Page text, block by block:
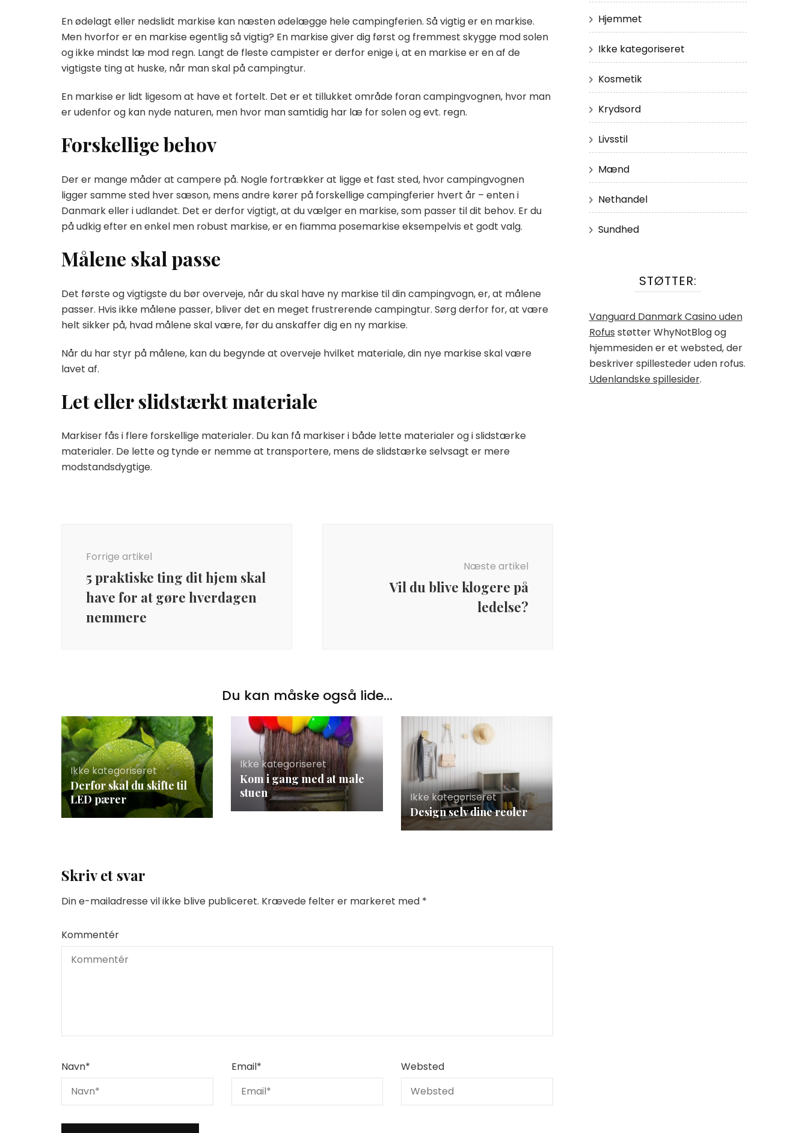
En ødelagt eller nedslidt markise kan næsten ødelægge hele campingferien. Så vigtig er en markise.
Men hvorfor er en markise egentlig så vigtig? En markise giver dig først og fremmest skygge mod solen
og ikke mindst læ mod regn. Langt de fleste campister er derfor enige i, at en markise er en af de
vigtigste ting at huske, når man skal på campingtur.
En markise er lidt ligesom at have et fortelt. Det er et tillukket område foran campingvognen, hvor man
er udenfor og kan nyde naturen, men hvor man samtidig har læ for solen og evt. regn.
Forskellige behov
Der er mange måder at campere på. Nogle fortrækker at ligge et fast sted, hvor campingvognen
ligger samme sted hver sæson, mens andre kører på forskellige campingferier hvert år – enten i
Danmark eller i udlandet. Det er derfor vigtigt, at du vælger en markise, som passer til dit behov. Er du
på udkig efter en enkel men robust markise, er en fiamma posemarkise eksempelvis et godt valg.
Målene skal passe
Det første og vigtigste du bør overveje, når du skal have ny markise til din campingvogn, er, at målene
passer. Hvis ikke målene passer, bliver det en meget frustrerende campingtur. Sørg derfor for, at være
helt sikker på, hvad målene skal være, før du anskaffer dig en ny markise.
Når du har styr på målene, kan du begynde at overveje hvilket materiale, din nye markise skal være
lavet af.
Let eller slidstærkt materiale
Markiser fås i flere forskellige materialer. Du kan få markiser i både lette materialer og i slidstærke
materialer. De lette og tynde er nemme at transportere, mens de slidstærke selvsagt er mere
modstandsdygtige.
Forrige artikel
5 praktiske ting dit hjem skal
have for at gøre hverdagen
nemmere
Næste artikel
Vil du blive klogere på
ledelse?
Du kan måske også lide...
Ikke kategoriseret
Derfor skal du skifte til
LED pærer
Ikke kategoriseret
Kom i gang med at male
stuen
Ikke kategoriseret
Design selv dine reoler
Skriv et svar
Din e-mailadresse vil ikke blive publiceret. Krævede felter er markeret med *
Kommentér
Navn* Email* Websted
Hjemmet
Ikke kategoriseret
Kosmetik
Krydsord
Livsstil
Mænd
Nethandel
Sundhed
STØTTER:
Vanguard Danmark Casino uden
Rofus støtter WhyNotBlog og
hjemmesiden er et websted, der
beskriver spillesteder uden rofus.
Udenlandske spillesider.